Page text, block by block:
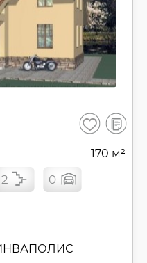
Сохранить
В
170 м²
2 0